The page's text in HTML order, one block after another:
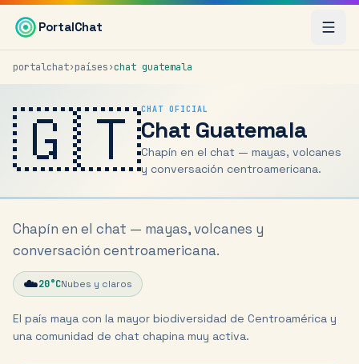
Saltar al contenido principal
PortalChat
portalchat›países›chat guatemala
🇬🇹CHAT OFICIAL
Chat Guatemala
Chapín en el chat — mayas, volcanes
y conversación centroamericana.
Chapín en el chat — mayas, volcanes y
conversación centroamericana.
☁️20°CNubes y claros
El país maya con la mayor biodiversidad de Centroamérica y
una comunidad de chat chapina muy activa.